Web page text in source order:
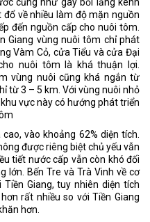
về nhiều làm độ mặn nguồn
đến nguồn cấp cho nuôi tôm.
Giang vùng nuôi tôm chỉ phát
Vàm Cỏ, cửa Tiểu và cửa Đại
nuôi tôm là khá thuận lợi.
vùng nuôi cũng khá ngắn từ
từ 3 – 5 km. Với vùng nuôi nhỏ
vực này có hướng phát triển
vào khoảng 62% diện tích.
được riêng biệt chủ yếu vẫn
tiết nước cấp vẫn còn khó đối
lớn. Bến Tre và Trà Vinh về cơ
Giang, tuy nhiên diện tích
rất nhiều so với Tiền Giang
hơn.